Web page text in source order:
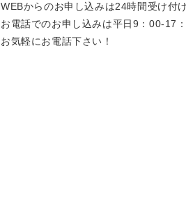
WEBからのお申し込みは24時間受け付
お電話でのお申し込みは平日9：00-17：
お気軽にお電話下さい！